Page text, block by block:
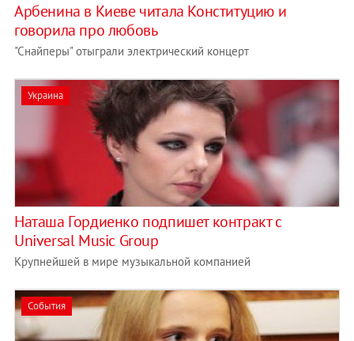
Арбенина в Киеве читала Конституцию и
говорила про любовь
"Снайперы" отыграли электрический концерт
Украина
Наташа Гордиенко подпишет контракт с
Universal Music Group
Крупнейшей в мире музыкальной компанией
События